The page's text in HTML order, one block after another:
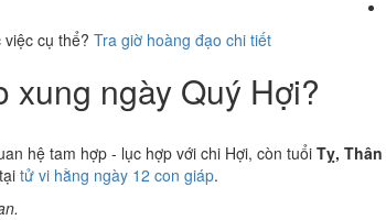
cụ thể? Tra giờ hoàng đạo chi tiết
xung ngày Quý Hợi?
hệ tam hợp - lục hợp với chi Hợi, còn tuổi Tỵ, Thân
tử vi hằng ngày 12 con giáp.